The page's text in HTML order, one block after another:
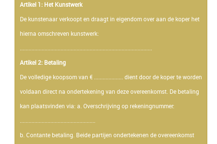
Artikel 1: Het Kunstwerk
De kunstenaar verkoopt en draagt in eigendom over aan de koper het
hierna omschreven kunstwerk:
Artikel 2: Betaling
De volledige koopsom van € .................... dient door de koper te worden
voldaan direct na ondertekening van deze overeenkomst. De betaling
kan plaatsvinden via: a. Overschrijving op rekeningnummer:
b. Contante betaling. Beide partijen ondertekenen de overeenkomst